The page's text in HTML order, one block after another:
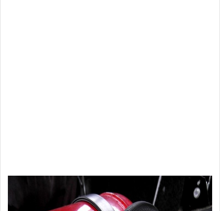
01.jpg